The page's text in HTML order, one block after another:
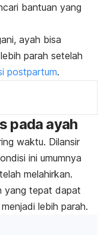
bantuan yang
ayah bisa
parah setelah
postpartum.
pada ayah
waktu. Dilansir
ini umumnya
melahirkan.
yang tepat dapat
lebih parah.